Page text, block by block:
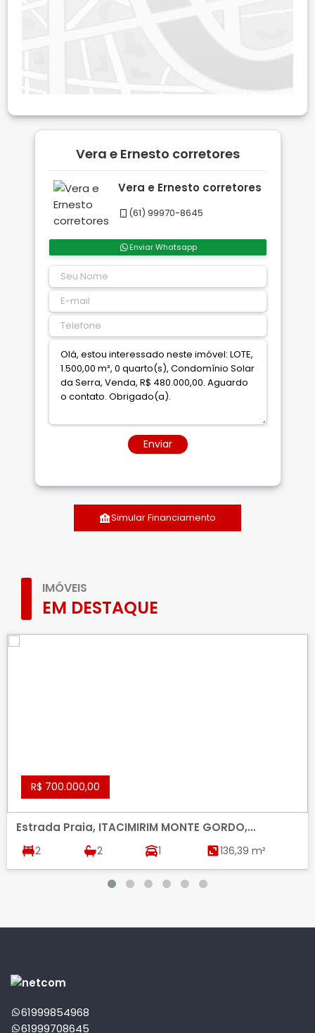
Vera e Ernesto corretores
Vera e Ernesto corretores
(61) 99970-8645
Enviar Whatsapp
Enviar
Simular Financiamento
IMÓVEIS
EM DESTAQUE
R$ 700.000,00
Estrada Praia, ITACIMIRIM MONTE GORDO,
CAMACARI
2 2 1 136,39 m²
61999854968
61999708645